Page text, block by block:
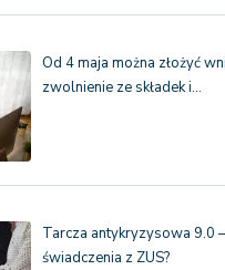
Od 4 maja można złożyć
zwolnienie ze składek i…
Tarcza antykryzysowa 9.0
świadczenia z ZUS?